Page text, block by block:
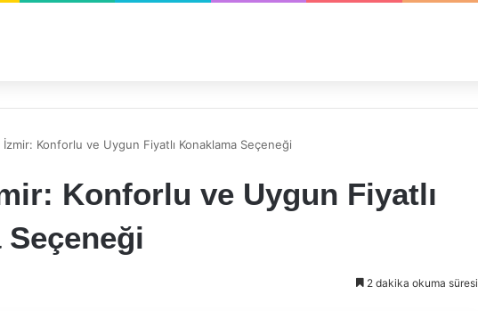
Konforlu ve Uygun Fiyatlı Konaklama Seçeneği
Konforlu ve Uygun Fiyatlı
2 dakika okuma süresi